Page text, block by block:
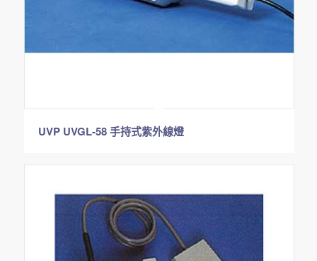
UVP UVGL-58 手持式紫外線燈